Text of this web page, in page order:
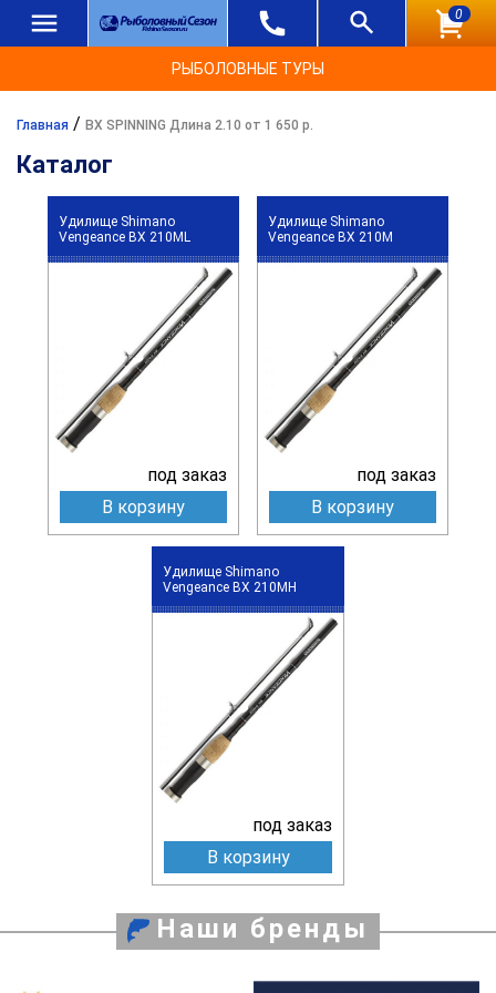
0
РЫБОЛОВНЫЕ ТУРЫ
Главная / BX SPINNING Длина 2.10 от 1 650 р.
Каталог
Удилище Shimano
Vengeance BX 210ML
под заказ
В корзину
Удилище Shimano
Vengeance BX 210M
под заказ
В корзину
Удилище Shimano
Vengeance BX 210MH
под заказ
В корзину
Наши бренды